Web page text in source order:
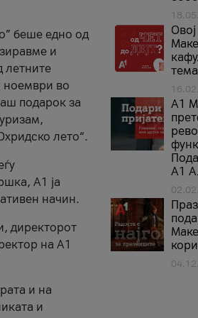
беше едно од
и
летните
ноември во
подарок за
лето“.
A1 ја
начин.
директорот
на A1
и на
и
А1
А1